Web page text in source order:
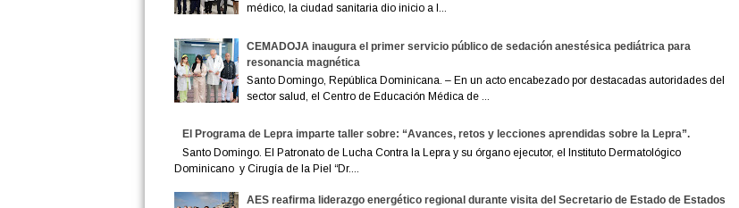
médico, la ciudad sanitaria dio inicio a l...
CEMADOJA inaugura el primer servicio público de sedación anestésica pediátrica para
resonancia magnética
Santo Domingo, República Dominicana. – En un acto encabezado por destacadas autoridades del
sector salud, el Centro de Educación Médica de ...
El Programa de Lepra imparte taller sobre: “Avances, retos y lecciones aprendidas sobre la Lepra”.
Santo Domingo. El Patronato de Lucha Contra la Lepra y su órgano ejecutor, el Instituto Dermatológico
Dominicano y Cirugía de la Piel “Dr....
AES reafirma liderazgo energético regional durante visita del Secretario de Estado de Estados